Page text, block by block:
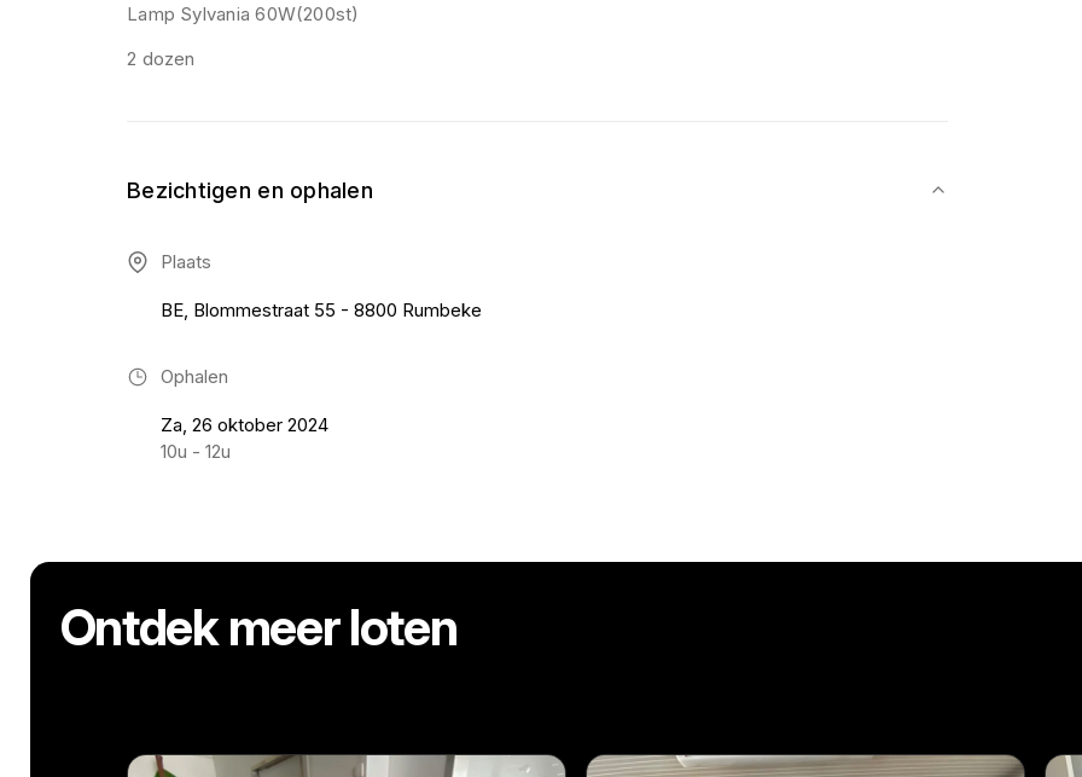
Lamp Sylvania 60W(200st)
2 dozen
Bezichtigen en ophalen
Plaats
BE, Blommestraat 55 - 8800 Rumbeke
Ophalen
Za, 26 oktober 2024
10u - 12u
Ontdek meer loten